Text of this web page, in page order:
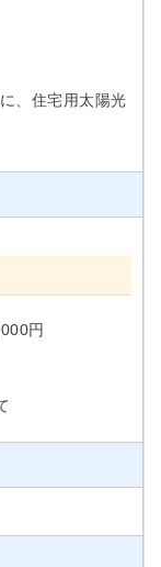
、住宅用太陽光
円